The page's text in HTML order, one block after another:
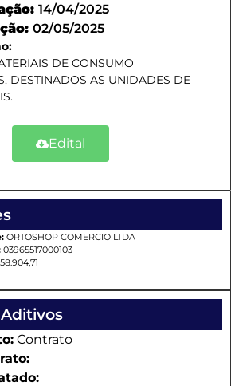
14/04/2025
02/05/2025
DE CONSUMO
DESTINADOS AS UNIDADES DE
Edital
ORTOSHOP COMERCIO LTDA
03965517000103
Contrato